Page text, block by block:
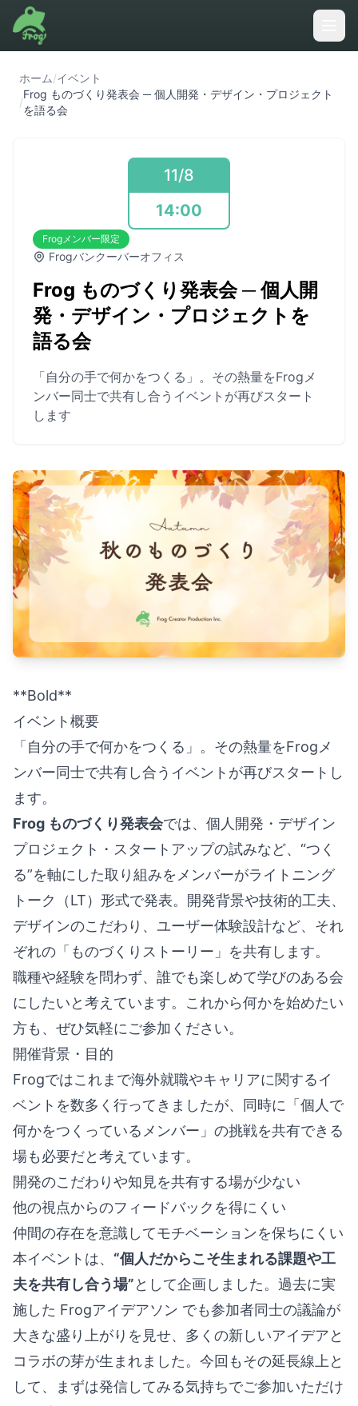
ホーム/イベント
/
Frog ものづくり発表会 ─ 個人開発・デザイン・プロジェクト
を語る会
11/8
14:00
Frogメンバー限定
Frogバンクーバーオフィス
Frog ものづくり発表会 ─ 個人開
発・デザイン・プロジェクトを
語る会
「自分の手で何かをつくる」。その熱量をFrogメ
ンバー同士で共有し合うイベントが再びスタート
します
**Bold**
イベント概要
「自分の手で何かをつくる」。その熱量をFrogメ
ンバー同士で共有し合うイベントが再びスタートし
ます。
Frog ものづくり発表会では、個人開発・デザイン
プロジェクト・スタートアップの試みなど、“つく
る”を軸にした取り組みをメンバーがライトニング
トーク（LT）形式で発表。開発背景や技術的工夫、
デザインのこだわり、ユーザー体験設計など、それ
ぞれの「ものづくりストーリー」を共有します。
職種や経験を問わず、誰でも楽しめて学びのある会
にしたいと考えています。これから何かを始めたい
方も、ぜひ気軽にご参加ください。
開催背景・目的
Frogではこれまで海外就職やキャリアに関するイ
ベントを数多く行ってきましたが、同時に「個人で
何かをつくっているメンバー」の挑戦を共有できる
場も必要だと考えています。
開発のこだわりや知見を共有する場が少ない
他の視点からのフィードバックを得にくい
仲間の存在を意識してモチベーションを保ちにくい
本イベントは、 “個人だからこそ生まれる課題や工
夫を共有し合う場”として企画しました。過去に実
施した Frogアイデアソン でも参加者同士の議論が
大きな盛り上がりを見せ、多くの新しいアイデアと
コラボの芽が生まれました。今回もその延長線上と
して、まずは発信してみる気持ちでご参加いただけ